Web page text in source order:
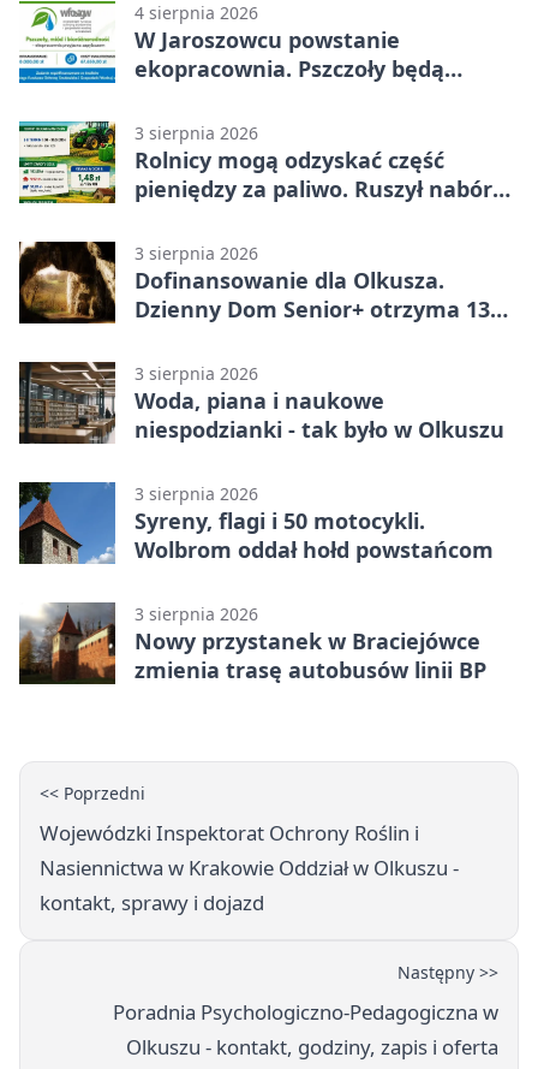
4 sierpnia 2026
W Jaroszowcu powstanie
ekopracownia. Pszczoły będą
3 sierpnia 2026
Rolnicy mogą odzyskać część
pieniędzy za paliwo. Ruszył nabór
3 sierpnia 2026
Dofinansowanie dla Olkusza.
Dzienny Dom Senior+ otrzyma 134
3 sierpnia 2026
Woda, piana i naukowe
niespodzianki - tak było w Olkuszu
3 sierpnia 2026
Syreny, flagi i 50 motocykli.
Wolbrom oddał hołd powstańcom
3 sierpnia 2026
Nowy przystanek w Braciejówce
zmienia trasę autobusów linii BP
<< Poprzedni
Wojewódzki Inspektorat Ochrony Roślin i
Nasiennictwa w Krakowie Oddział w Olkuszu -
kontakt, sprawy i dojazd
Następny >>
Poradnia Psychologiczno-Pedagogiczna w
Olkuszu - kontakt, godziny, zapis i oferta